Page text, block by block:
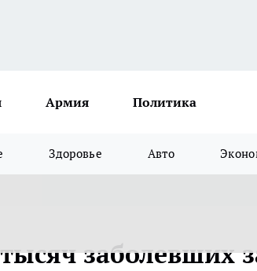
Армия Политика
Здоровье Авто
заболевших